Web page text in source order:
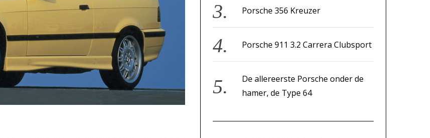
Porsche 356 Kreuzer
Porsche 911 3.2 Carrera Clubsport
De allereerste Porsche onder de
hamer, de Type 64